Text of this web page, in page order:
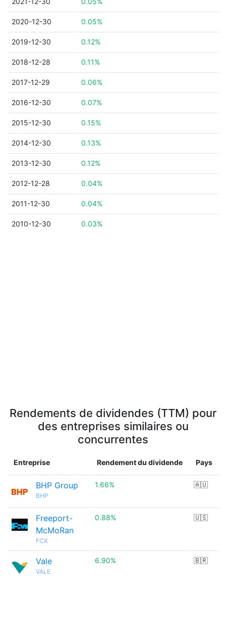
2020-12-30 0.05%
2019-12-30 0.12%
2018-12-28 0.11%
2017-12-29 0.06%
2016-12-30 0.07%
2015-12-30 0.15%
2014-12-30 0.13%
2013-12-30 0.12%
2012-12-28 0.04%
2011-12-30 0.04%
2010-12-30 0.03%
Rendements de dividendes (TTM) pour
des entreprises similaires ou
concurrentes
Entreprise Rendement du dividende Pays
BHP Group
BHP
1.66% 🇦🇺
Freeport-
McMoRan
FCX
0.88% 🇺🇸
Vale
VALE
6.90% 🇧🇷